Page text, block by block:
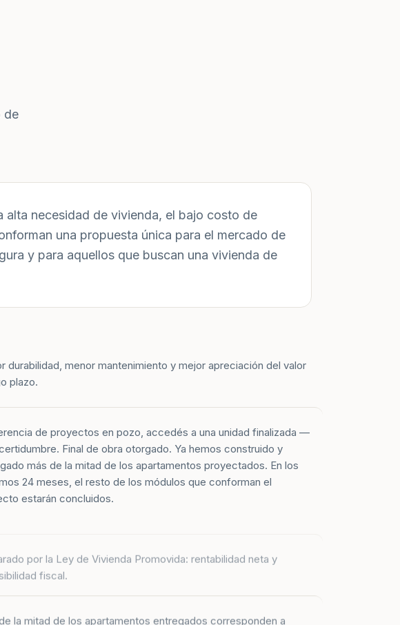
de
necesidad de vivienda, el bajo costo de
una propuesta única para el mercado de
y para aquellos que buscan una vivienda de
durabilidad, menor mantenimiento y mejor apreciación del valor
plazo.
de proyectos en pozo, accedés a una unidad finalizada —
Final de obra otorgado. Ya hemos construido y
más de la mitad de los apartamentos proyectados. En los
24 meses, el resto de los módulos que conforman el
estarán concluidos.
fiscal.
la mitad de los apartamentos entregados corresponden a